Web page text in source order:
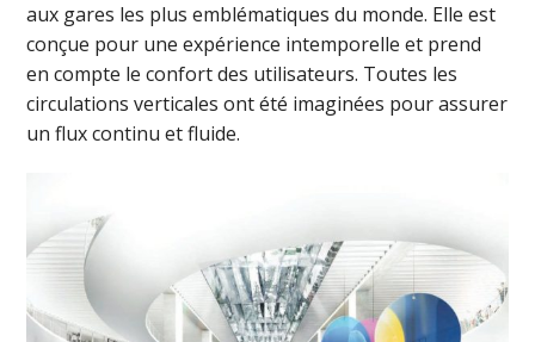
aux gares les plus emblématiques du monde. Elle est
conçue pour une expérience intemporelle et prend
en compte le confort des utilisateurs. Toutes les
circulations verticales ont été imaginées pour assurer
un flux continu et fluide.